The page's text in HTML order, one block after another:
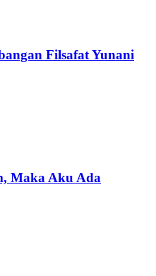
Filsafat Yunani
Maka Aku Ada